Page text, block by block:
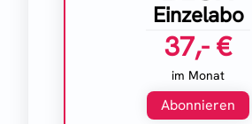
Einzelabo
37,- €
im Monat
Abonnieren